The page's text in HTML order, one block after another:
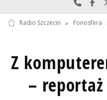
Radio Szczecin » Fonosfera
Z
–